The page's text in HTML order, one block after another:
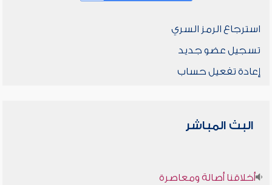
استرجاع الرمز السري
تسجيل عضو جديد
إعادة تفعيل حساب
البث المباشر
أخلاقنا أصالة ومعاصرة